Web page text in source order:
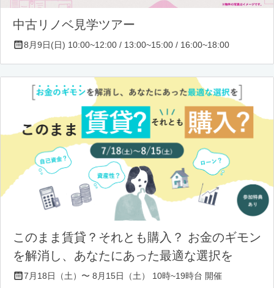
中古リノベ見学ツアー
8月9日(日) 10:00~12:00 / 13:00~15:00 / 16:00~18:00
このまま賃貸？それとも購入？ お金のギモン
を解消し、あなたにあった最適な選択を
7月18日（土）〜 8月15日（土） 10時~19時台 開催